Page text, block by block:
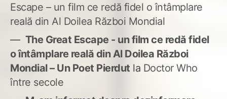
Escape – un film ce redă fidel o întâmplare
reală din Al Doilea Război Mondial
The Great Escape - un film ce redă fidel
o întâmplare reală din Al Doilea Război
Mondial – Un Poet Pierdut la Doctor Who
între secole